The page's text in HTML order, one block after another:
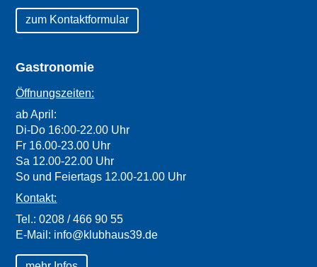
zum Kontaktformular
Gastronomie
Öffnungszeiten:
ab April:
Di-Do 16:00-22.00 Uhr
Fr 16.00-23.00 Uhr
Sa 12.00-22.00 Uhr
So und Feiertags 12.00-21.00 Uhr
Kontakt:
Tel.:0208 / 466 90 55
E-Mail: info@klubhaus39.de